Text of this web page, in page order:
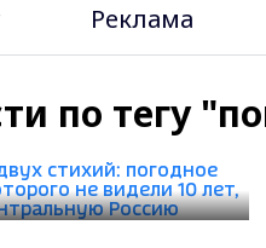
Реклама
по тегу